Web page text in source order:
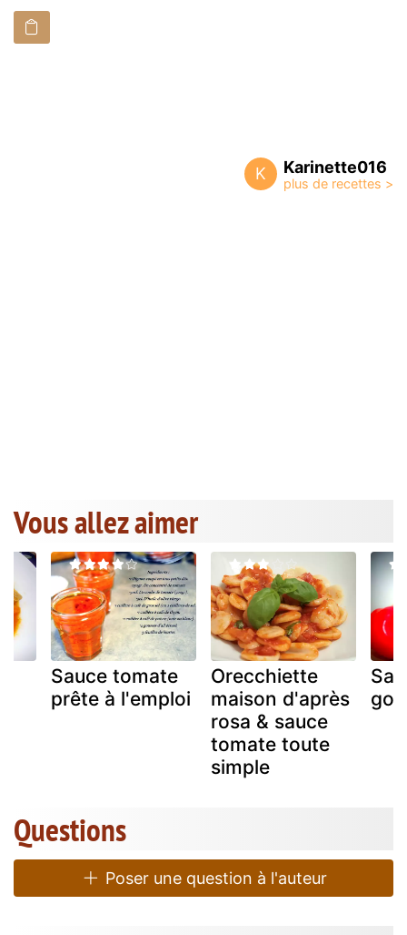
K Karinette016
Vous allez aimer
Sauce tomate
prête à l'emploi
Orecchiette
maison d'après
rosa & sauce
tomate toute
simple
Questions
Poser une question à l'auteur